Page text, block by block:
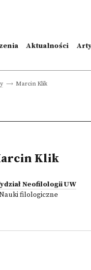
Aktualności
Marcin Klik
Klik
Neofilologii UW
filologiczne